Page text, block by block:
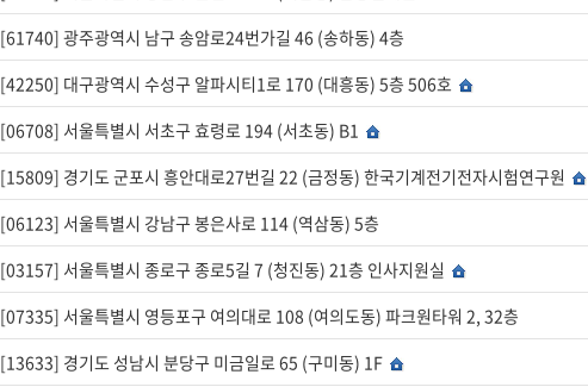
[61740] 광주광역시 남구 송암로24번가길 46 (송하동) 4층
[42250] 대구광역시 수성구 알파시티1로 170 (대흥동) 5층 506호
[06708] 서울특별시 서초구 효령로 194 (서초동) B1
[15809] 경기도 군포시 흥안대로27번길 22 (금정동) 한국기계전기전자시험연구원
[06123] 서울특별시 강남구 봉은사로 114 (역삼동) 5층
[03157] 서울특별시 종로구 종로5길 7 (청진동) 21층 인사지원실
[07335] 서울특별시 영등포구 여의대로 108 (여의도동) 파크원타워 2, 32층
[13633] 경기도 성남시 분당구 미금일로 65 (구미동) 1F